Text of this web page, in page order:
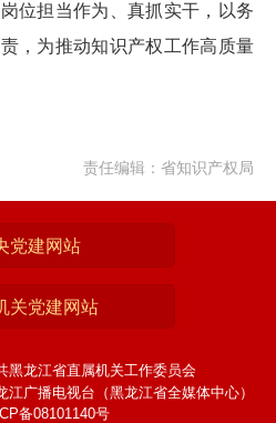
位担当作为、真抓实干，以务
，为推动知识产权工作高质量
责任编辑：省知识产权局
党建网站
关党建网站
黑龙江省直属机关工作委员会
江广播电视台（黑龙江省全媒体中心）
备08101140号